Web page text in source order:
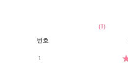
(1)
번호
1